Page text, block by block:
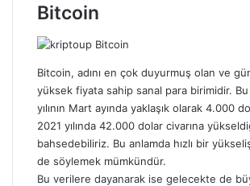
Bitcoin
Bitcoin, adını en çok duyurmuş olan ve
yüksek fiyata sahip sanal para birimidir.
yılının Mart ayında yaklaşık olarak 4.000
2021 yılında 42.000 dolar civarına
bahsedebiliriz. Bu anlamda hızlı bir
de söylemek mümkündür.
Bu verilere dayanarak ise gelecekte de